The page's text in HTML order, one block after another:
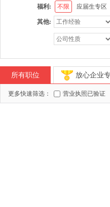
福利: 不限 应届生专区
其他:
所有职位 放心企业
更多快速筛选： 营业执照已验证